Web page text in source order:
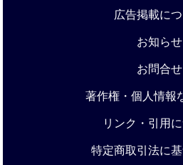
広告掲載に
お知らせ
お問合せ
著作権・個人情報
リンク・引用
特定商取引法に